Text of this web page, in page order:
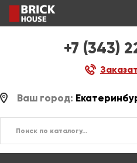
+7 (343)
Ваш город: